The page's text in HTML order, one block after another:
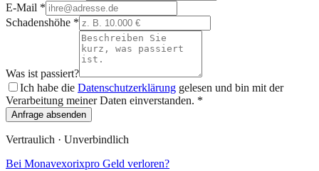
E-Mail *
Schadenshöhe *
Was ist passiert?
Ich habe die Datenschutzerklärung gelesen und bin mit der
Verarbeitung meiner Daten einverstanden. *
Anfrage absenden
Vertraulich · Unverbindlich
Bei Monavexorixpro Geld verloren?